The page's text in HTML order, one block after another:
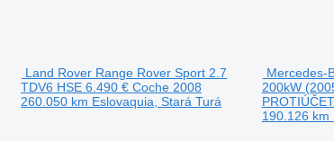
Land Rover Range Rover Sport 2.7
TDV6 HSE 6.490 € Coche 2008
260.050 km Eslovaquia, Stará Turá
Mercedes-
200kW
190.126 km